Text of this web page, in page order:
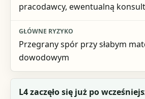
pracodawcy, ewentualną
Przegrany spór przy słabym
dowodowym
L4 zaczęło się już po